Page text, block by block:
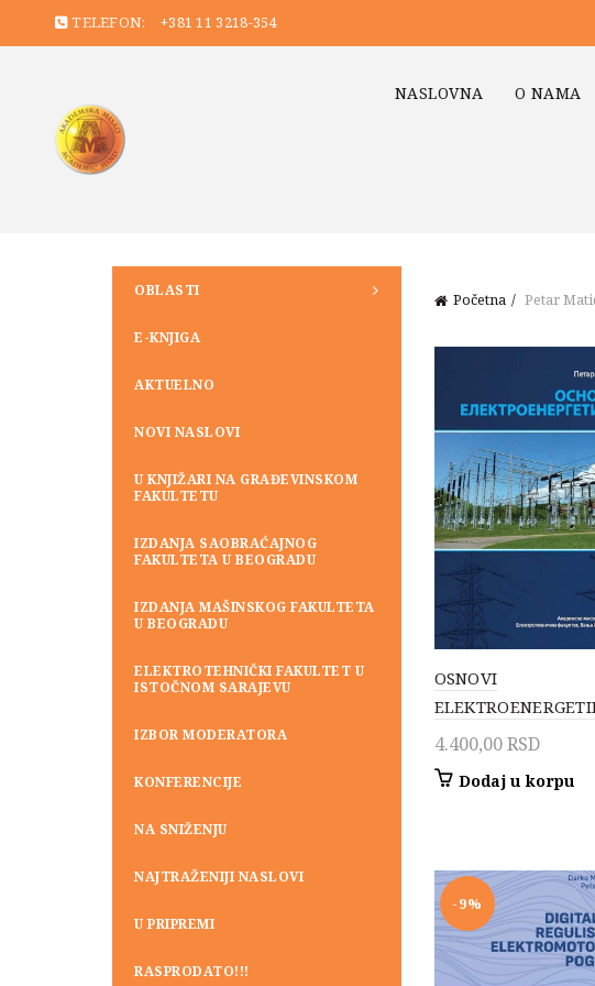
TELEFON: +381 11 3218-354
NASLOVNA O NAMA
Početna Petar
OSNOVI
4.400,00RSD
Dodaj u korpu
-9%
OBLASTI
E-KNJIGA
AKTUELNO
NOVI NASLOVI
U KNJIŽARI NA GRAĐEVINSKOM
FAKULTETU
IZDANJA SAOBRAĆAJNOG
FAKULTETA U BEOGRADU
IZDANJA MAŠINSKOG FAKULTETA
U BEOGRADU
ELEKTROTEHNIČKI FAKULTET U
ISTOČNOM SARAJEVU
IZBOR MODERATORA
KONFERENCIJE
NA SNIŽENJU
NAJTRAŽENIJI NASLOVI
U PRIPREMI
RASPRODATO!!!